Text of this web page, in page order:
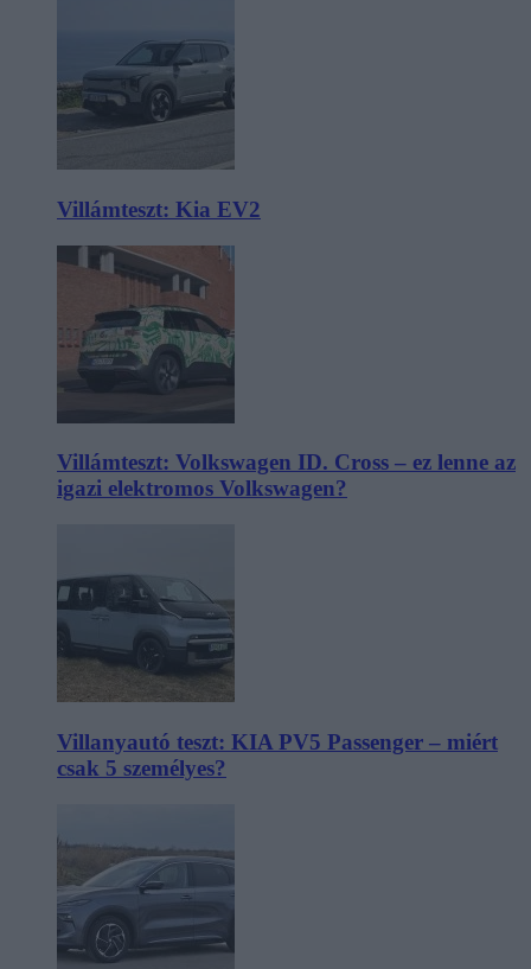
Villámteszt: Kia EV2
Villámteszt: Volkswagen ID. Cross – ez lenne az
igazi elektromos Volkswagen?
Villanyautó teszt: KIA PV5 Passenger – miért
csak 5 személyes?